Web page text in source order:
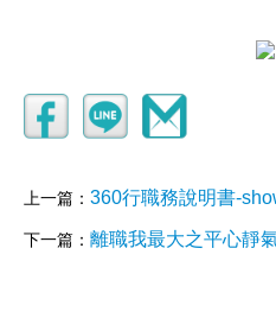
上一篇： 360行職務說明書-
下一篇： 離職我最大之平心靜